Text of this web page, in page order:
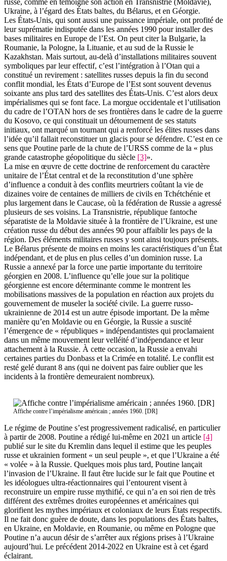
russe, comme en témoigne son action en Transnistrie (Moldavie),
Ukraine, à l’égard des États baltes, du Bélarus, et en Géorgie.
Les États-Unis, qui sont aussi une puissance impériale, ont profité de
leur suprématie indisputée dans les années 1990 pour installer des
bases militaires en Europe de l’Est. On peut citer la Bulgarie, la
Roumanie, la Pologne, la Lituanie, et au sud de la Russie le
Kazakhstan. Mais surtout, au-delà d’installations militaires souvent
symboliques par leur effectif, c’est l’intégration à l’Otan qui a
constitué un revirement : satellites russes depuis la fin du second
conflit mondial, les États d’Europe de l’Est sont souvent devenus
soixante ans plus tard des satellites des États-Unis. C’est alors deux
impérialismes qui se font face. La morgue occidentale et l’utilisation
du cadre de l’OTAN hors de ses frontières dans le cadre de la guerre
du Kosovo, ce qui constituait un détournement de ses statuts
initiaux, ont marqué un tournant qui a renforcé les élites russes dans
l’idée qu’il fallait reconstituer un glacis pour se défendre. C’est en ce
sens que Poutine parle de la chute de l’URSS comme de la « plus
grande catastrophe géopolitique du siècle [3]».
La mise en œuvre de cette doctrine de renforcement du caractère
unitaire de l’État central et de la reconstitution d’une sphère
d’influence a conduit à des conflits meurtriers coûtant la vie de
dizaines voire de centaines de milliers de civils en Tchétchénie et
plus largement dans le Caucase, où la fédération de Russie a agressé
plusieurs de ses voisins. La Transnistrie, république fantoche
séparatiste de la Moldavie située à la frontière de l’Ukraine, est une
création russe du début des années 90 pour affaiblir les pays de la
région. Des éléments militaires russes y sont ainsi toujours présents.
Le Bélarus présente de moins en moins les caractéristiques d’un État
indépendant, et de plus en plus celles d’un dominion russe. La
Russie a annexé par la force une partie importante du territoire
géorgien en 2008. L’influence qu’elle joue sur la politique
géorgienne est encore déterminante comme le montrent les
mobilisations massives de la population en réaction aux projets du
gouvernement de museler la société civile. La guerre russo-
ukrainienne de 2014 est un autre épisode important. De la même
manière qu’en Moldavie ou en Géorgie, la Russie a suscité
l’émergence de « républiques » indépendantistes qui proclamaient
dans un même mouvement leur velléité d’indépendance et leur
attachement à la Russie. À cette occasion, la Russie a envahi
certaines parties du Donbass et la Crimée en totalité. Le conflit est
resté gelé durant 8 ans (qui ne doivent pas faire oublier que les
incidents à la frontière demeuraient nombreux).
Affiche contre l’impérialisme américain ; années 1960. [DR]
Le régime de Poutine s’est progressivement radicalisé, en particulier
à partir de 2008. Poutine a rédigé lui-même en 2021 un article [4]
publié sur le site du Kremlin dans lequel il estime que les peuples
russe et ukrainien forment « un seul peuple », et que l’Ukraine a été
« volée » à la Russie. Quelques mois plus tard, Poutine lançait
l’invasion de l’Ukraine. Il faut être lucide sur le fait que Poutine et
les idéologues ultra-réactionnaires qui l’entourent visent à
reconstruire un empire russe mythifié, ce qui n’a en soi rien de très
différent des extrêmes droites européennes et américaines qui
glorifient les mythes impériaux et coloniaux de leurs États respectifs.
Il ne fait donc guère de doute, dans les populations des États baltes,
en Ukraine, en Moldavie, en Roumanie, ou même en Pologne que
Poutine n’a aucun désir de s’arrêter aux régions prises à l’Ukraine
aujourd’hui. Le précédent 2014-2022 en Ukraine est à cet égard
éclairant.